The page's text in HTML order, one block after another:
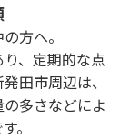
方へ。
、定期的な点
田市周辺は、
多さなどによ
。